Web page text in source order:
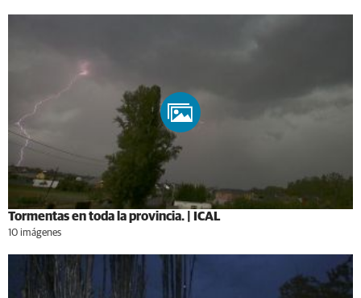
Tormentas en toda la provincia. | ICAL
10 imágenes